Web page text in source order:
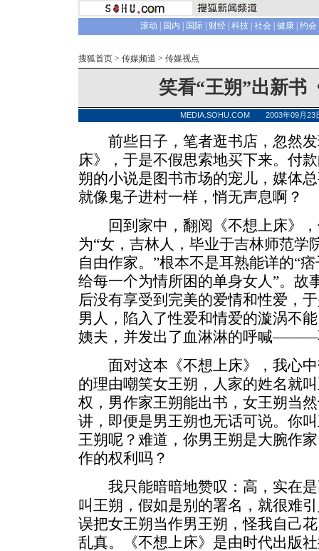
滚动 国内 国际| 财经| 科技| 社会| 健康| 约会
搜狐首页 > 传媒频道 > 传媒视点
笑看“王朔”出新书
MEDIA.SOHU.COM 2003年09月
前些日子，笔者逛书店，忽然发
床》，于是不假思索地买下来。付
朔的小说是图书市场的宠儿，媒体
就像鬼子进村一样，悄无声息啊？
回到家中，翻阅《不想上床》，
为“女，吉林人，毕业于吉林师范学
自由作家。”根本不是耳熟能详的“
给每一个为情所困的单身女人”。故
后没有享受到完美的爱情和性爱，
男人，陷入了性爱和情爱的漩涡不
姨夫，并发出了血淋淋的呼喊———
面对这本《不想上床》，我心中
的理由嘲笑女王朔，人家的姓名就
权，男作家王朔能出书，女王朔当
讲，即便是男王朔也无话可说。你
王朔呢？难道，你男王朔是大腕作
作的权利吗？
我只能暗暗地赞叹：高，实在是
叫王朔，假如是别的署名，就很难
误把女王朔当作男王朔，怪我自己
乱真。《不想上床》是由时代出版